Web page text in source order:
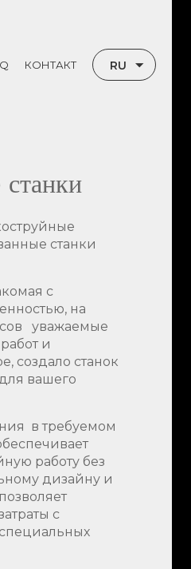
КОНТАКТ RU
станки
станки
с
на
уважаемые
и
создало станок
вашего
в требуемом
работу без
дизайну и
с